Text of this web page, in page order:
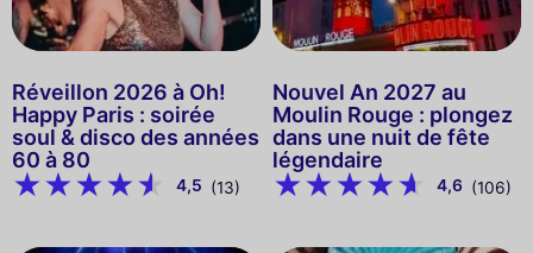
Réveillon 2026 à Oh!
Happy Paris : soirée
soul & disco des années
60 à 80
4,5 (13)
Nouvel An 2027 au
Moulin Rouge : plongez
dans une nuit de fête
légendaire
4,6 (106)